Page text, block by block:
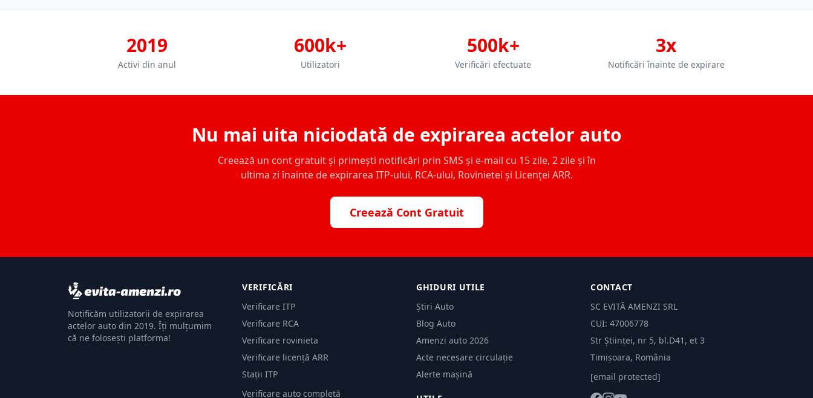
2019
Activi din anul
600k+
Utilizatori
500k+
Verificări efectuate
3x
Notificări înainte de expirare
Nu mai uita niciodată de expirarea actelor auto
Creează un cont gratuit și primești notificări prin SMS și e-mail cu 15 zile, 2 zile și în
ultima zi înainte de expirarea ITP-ului, RCA-ului, Rovinietei și Licenței ARR.
Creează Cont Gratuit
Notificăm utilizatorii de expirarea
actelor auto din 2019. Îți mulțumim
că ne folosești platforma!
VERIFICĂRI
Verificare ITP
Verificare RCA
Verificare rovinieta
Verificare licență ARR
Stații ITP
Verificare auto completă
GHIDURI UTILE
Știri Auto
Blog Auto
Amenzi auto 2026
Acte necesare circulație
Alerte mașină
CONTACT
SC EVITĂ AMENZI SRL
CUI: 47006778
Str Științei, nr 5, bl.D41, et 3
Timișoara, România
[email protected]